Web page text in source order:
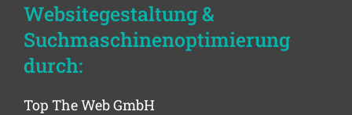
Websitegestaltung &
Suchmaschinenoptimierung
durch:
Top The Web GmbH